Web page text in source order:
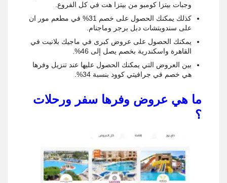
وجبات بيتزا كومبو من بيتزا هت في كل الفروع.
كذلك يمكنك الحصول على خصم 31% في مطعم مور ان
على سندويتشات دبل برجر وماجنام.
يمكنك الحصول على عروض كبرى في ماجيك بلانيت في
القاهرة واسكندرية بخصم يصل إلى 46%.
بين العروض التي يمكنك الحصول عليها عند تنزيل وفرها
هي خصم في جرافيتي كوود بنسبة 34%.
ما هي عروض وفرها سفر ورحلات
؟